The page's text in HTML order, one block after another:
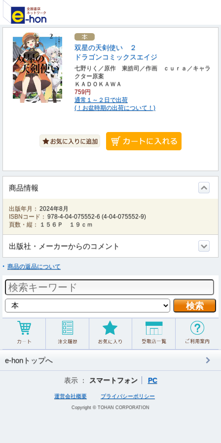
双星の天剣使い ２
ドラゴンコミックスエイジ
七野りく／原作 東皓司／作画 ｃｕｒａ／キャラ
クター原案
ＫＡＤＯＫＡＷＡ
759円
通常１～２日で出荷
(！お盆時期の出荷について！)
商品情報
出版年月： 2024年8月
ISBNコード： 978-4-04-075552-6 (4-04-075552-9)
頁数・縦：
１５６Ｐ １９ｃｍ
出版社・メーカーからのコメント
商品の返品について
e-honトップへ
表示 ： スマートフォン PC
運営会社概要 プライバシーポリシー
Copyright © TOHAN CORPORATION